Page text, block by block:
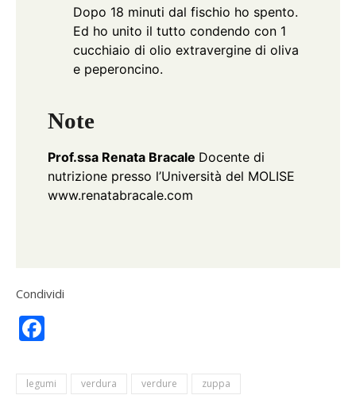
Dopo 18 minuti dal fischio ho spento.
Ed ho unito il tutto condendo con 1
cucchiaio di olio extravergine di oliva
e peperoncino.
Note
Prof.ssa Renata Bracale Docente di
nutrizione presso l’Università del MOLISE
www.renatabracale.com
Condividi
legumi verdura verdure zuppa